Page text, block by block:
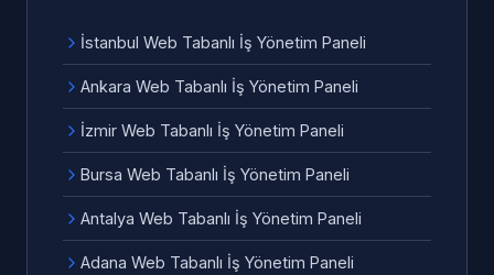
İstanbul Web Tabanlı İş Yönetim Paneli
Ankara Web Tabanlı İş Yönetim Paneli
İzmir Web Tabanlı İş Yönetim Paneli
Bursa Web Tabanlı İş Yönetim Paneli
Antalya Web Tabanlı İş Yönetim Paneli
Adana Web Tabanlı İş Yönetim Paneli